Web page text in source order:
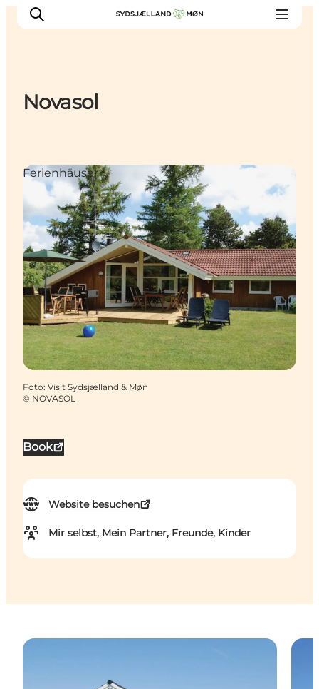
Events
Essen
Unterkunft
Reise planen
Novasol
Book
Website besuchen
Mir selbst, Mein Partner, Freunde, Kinder
Ferienhäuser
Foto: Visit Sydsjælland & Møn
© NOVASOL